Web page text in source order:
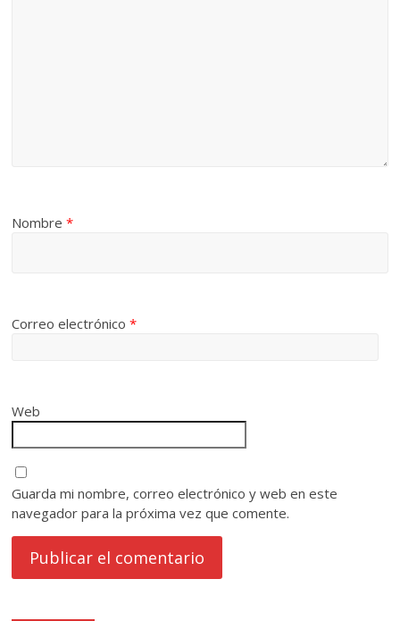
Nombre*
Correo electrónico*
Web
Guarda mi nombre, correo electrónico y web en este
navegador para la próxima vez que comente.